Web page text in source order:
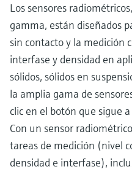
Los sensores
gamma, están diseñados
sin contacto y la medición
interfase y densidad en
sólidos, sólidos en
la amplia gama de
clic en el botón que sigue
Con un sensor
tareas de medición (nivel
densidad e interfase),